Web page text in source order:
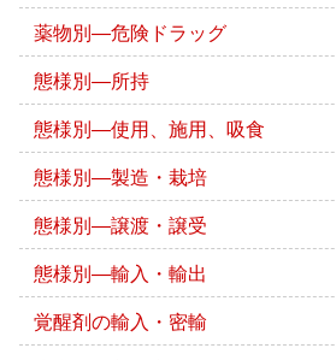
薬物別―危険ドラッグ
態様別―所持
態様別―使用、施用、吸食
態様別―製造・栽培
態様別―譲渡・譲受
態様別―輸入・輸出
覚醒剤の輸入・密輸